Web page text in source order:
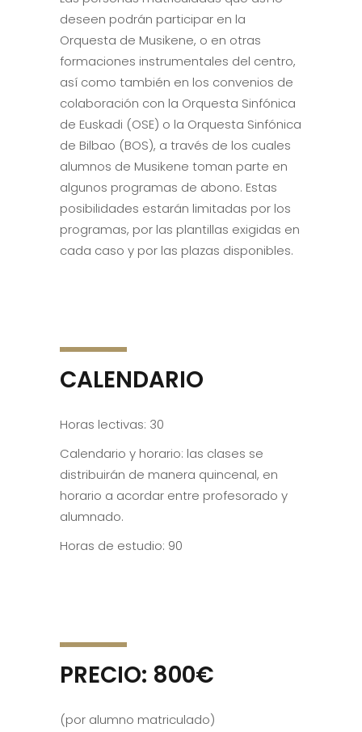
deseen podrán participar en la
Orquesta de Musikene, o en otras
formaciones instrumentales del centro,
así como también en los convenios de
colaboración con la Orquesta Sinfónica
de Euskadi (OSE) o la Orquesta Sinfónica
de Bilbao (BOS), a través de los cuales
alumnos de Musikene toman parte en
algunos programas de abono. Estas
posibilidades estarán limitadas por los
programas, por las plantillas exigidas en
cada caso y por las plazas disponibles.
CALENDARIO
Horas lectivas: 30
Calendario y horario: las clases se
distribuirán de manera quincenal, en
horario a acordar entre profesorado y
alumnado.
Horas de estudio: 90
PRECIO: 800€
(por alumno matriculado)